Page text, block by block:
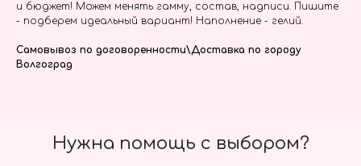
и бюджет! Можем менять гамму, состав, надписи. Пишите
- подберем идеальный вариант! Наполнение - гелий.
Самовывоз по договоренности\Доставка по городу
Волгоград
Нужна помощь с выбором?